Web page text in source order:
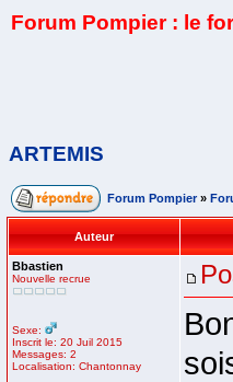
Forum Pompier : le
ARTEMIS
Forum Pompier »
Auteur
Bbastien
Nouvelle recrue
Sexe:
Inscrit le: 20 Juil 2015
Messages: 2
Localisation: Chantonnay